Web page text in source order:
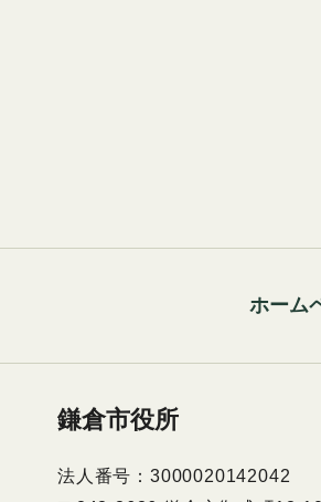
ホーム
鎌倉市役所
法人番号：3000020142042